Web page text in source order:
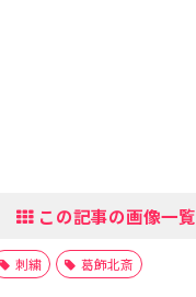
この記事の画像一覧
刺繍 葛飾北斎